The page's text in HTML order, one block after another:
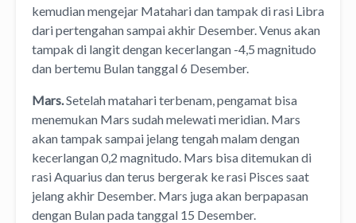
kemudian mengejar Matahari dan tampak di rasi Libra
dari pertengahan sampai akhir Desember. Venus akan
tampak di langit dengan kecerlangan -4,5 magnitudo
dan bertemu Bulan tanggal 6 Desember.
Mars.Setelah matahari terbenam, pengamat bisa
menemukan Mars sudah melewati meridian. Mars
akan tampak sampai jelang tengah malam dengan
kecerlangan 0,2 magnitudo. Mars bisa ditemukan di
rasi Aquarius dan terus bergerak ke rasi Pisces saat
jelang akhir Desember. Mars juga akan berpapasan
dengan Bulan pada tanggal 15 Desember.